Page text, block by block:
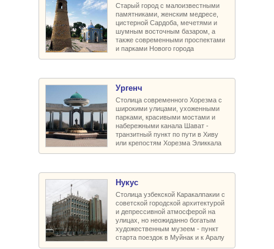
Старый город с малоизвестными
памятниками, женским медресе,
цистерной Сардоба, мечетями и
шумным восточным базаром, а
также современными проспектами
и парками Нового города
Ургенч
Столица современного Хорезма с
широкими улицами, ухоженными
парками, красивыми мостами и
набережными канала Шават -
транзитный пункт по пути в Хиву
или крепостям Хорезма Эликкала
Нукус
Столица узбекской Каракалпакии с
советской городской архитектурой
и депрессивной атмосферой на
улицах, но неожиданно богатым
художественным музеем - пункт
старта поездок в Муйнак и к Аралу